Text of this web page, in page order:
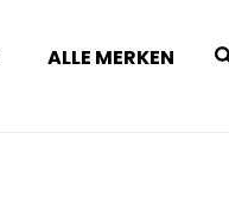
ALLE MERKEN